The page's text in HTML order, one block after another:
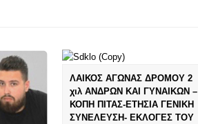
ΛΑΙΚΟΣ ΑΓΩΝΑΣ ΔΡΟΜΟΥ 2
χιλ ΑΝΔΡΩΝ ΚΑΙ ΓΥΝΑΙΚΩΝ –
ΚΟΠΗ ΠΙΤΑΣ-ΕΤΗΣΙΑ ΓΕΝΙΚΗ
ΣΥΝΕΛΕΥΣΗ- ΕΚΛΟΓΕΣ ΤΟΥ